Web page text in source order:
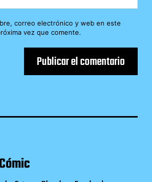
correo electrónico y web en este
vez que comente.